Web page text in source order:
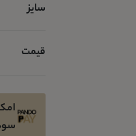
سایز
قیمت